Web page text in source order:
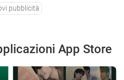
pubblicità
App Store